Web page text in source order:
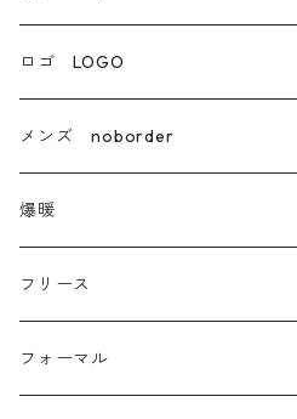
エコレザー合成皮革
カシミア
ラクーン フェレット フォックス
モヘア
モチッとニット
ロゴ LOGO
メンズ noborder
爆暖
フリース
フォーマル